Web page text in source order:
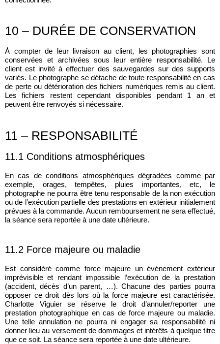
10 – DURÉE DE CONSERVATION
À compter de leur livraison au client, les photographies sont
conservées et archivées sous leur entière responsabilité. Le
client est invité à effectuer des sauvegardes sur des supports
variés. Le photographe se détache de toute responsabilité en cas
de perte ou détérioration des fichiers numériques remis au client.
Les fichiers restent cependant disponibles pendant 1 an et
peuvent être renvoyés si nécessaire.
11 – RESPONSABILITÉ
11.1 Conditions atmosphériques
En cas de conditions atmosphériques dégradées comme par
exemple, orages, tempêtes, pluies importantes, etc, le
photographe ne pourra être tenu responsable de la non exécution
ou de l’exécution partielle des prestations en extérieur initialement
prévues à la commande. Aucun remboursement ne sera effectué,
la séance sera reportée à une date ultérieure.
11.2 Force majeure ou maladie
Est considéré comme force majeure un événement extérieur
imprévisible et rendant impossible l’exécution de la prestation
(accident, décès d’un parent, …). Chacune des parties pourra
opposer ce droit dès lors où la force majeure est caractérisée.
Charlotte Viguier se réserve le droit d’annuler/reporter une
prestation photographique en cas de force majeure ou maladie.
Une telle annulation ne pourra ni engager sa responsabilité ni
donner lieu au versement de dommages et intérêts à quelque titre
que ce soit. La séance sera reportée à une date ultérieure.